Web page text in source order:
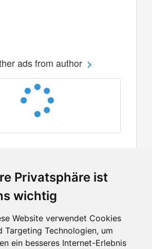
Privatsphäre ist
wichtig
Website verwendet Cookies
Targeting Technologien, um
ein besseres Internet-Erlebnis
ads from author
found